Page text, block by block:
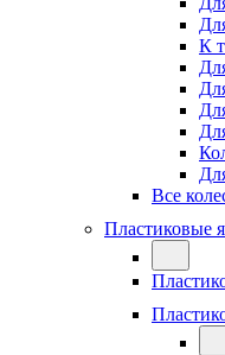
К
Все
Пластиковые